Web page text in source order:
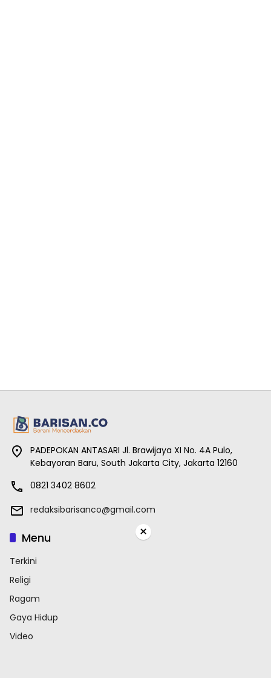
PADEPOKAN ANTASARI Jl. Brawijaya XI No. 4A Pulo,
Kebayoran Baru, South Jakarta City, Jakarta 12160
0821 3402 8602
redaksibarisanco@gmail.com
Menu
Terkini
Religi
Ragam
Gaya Hidup
Video
×